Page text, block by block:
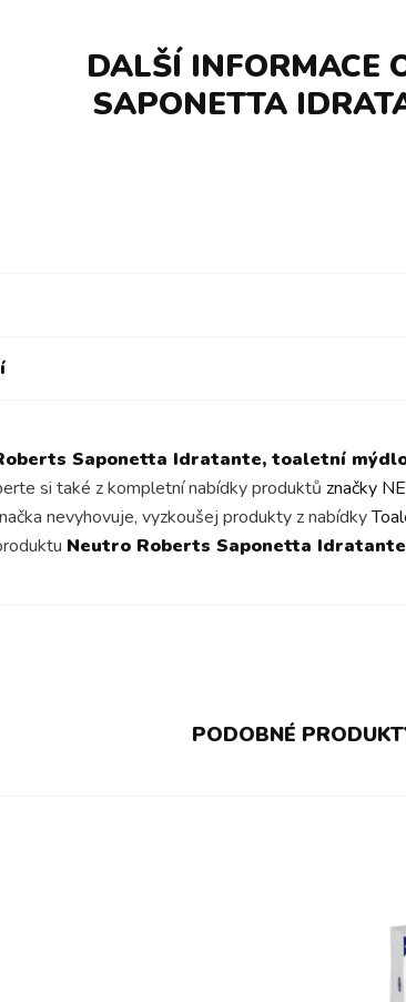
DALŠÍ INFORMACE
SAPONETTA
Saponetta Idratante, toaletní
si také z kompletní nabídky produktů značky
nevyhovuje, vyzkoušej produkty z nabídky
Neutro Roberts Saponetta
PODOBNÉ